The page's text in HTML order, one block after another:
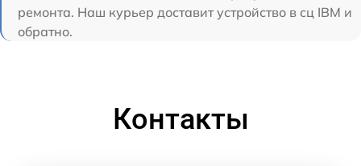
ремонта. Наш курьер доставит устройство в сц IBM и
обратно.
Контакты